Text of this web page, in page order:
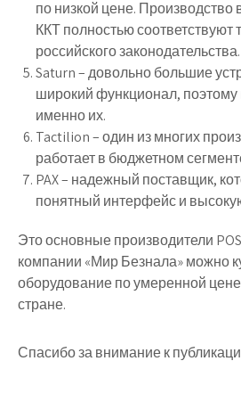
по низкой цене. Производство
ККТ полностью соответствуют
российского законодательства.
Saturn – довольно большие
широкий функционал,
именно их.
Tactilion – один из многих
работает в бюджетном
PAX – надежный поставщик,
понятный интерфейс и
Это основные производители
компании «Мир Безнала» можно
оборудование по умеренной
стране.
Спасибо за внимание к